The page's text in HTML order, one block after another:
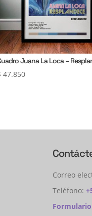
Juana La Loca –
47.850
Correo
Teléfono: